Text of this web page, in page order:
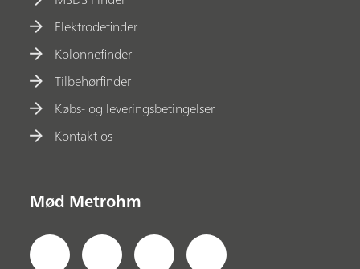
Elektrodefinder
Kolonnefinder
Tilbehørfinder
Købs- og leveringsbetingelser
Kontakt os
Mød Metrohm